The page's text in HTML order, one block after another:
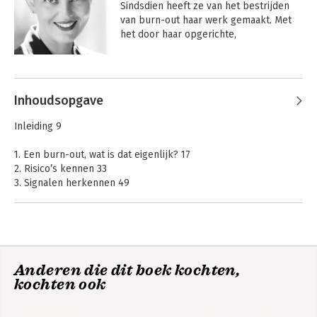
Sindsdien heeft ze van het bestrijden
van burn-out haar werk gemaakt. Met
het door haar opgerichte,
met succes geholpen bij de aanpak van
Andere boeken door Mascha Mooy
Inhoudsopgave
Inleiding 9
1. Een burn-out, wat is dat eigenlijk? 17
2. Risico’s kennen 33
3. Signalen herkennen 49
Tot slot 185
Anderen die dit boek kochten,
kochten ook